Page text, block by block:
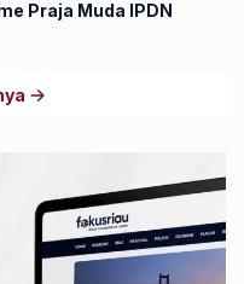
Praja Muda IPDN